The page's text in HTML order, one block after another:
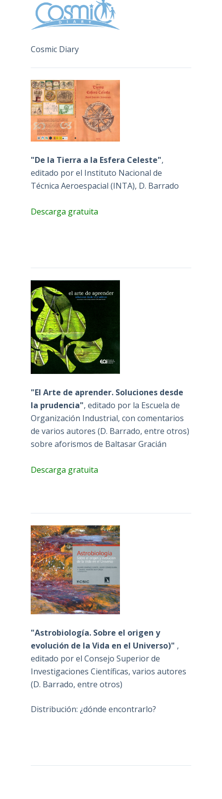
Cosmic Diary
"De la Tierra a la Esfera Celeste",
editado por el Instituto Nacional de
Técnica Aeroespacial (INTA), D. Barrado
Descarga gratuita
"El Arte de aprender. Soluciones desde
la prudencia", editado por la Escuela de
Organización Industrial, con comentarios
de varios autores (D. Barrado, entre otros)
sobre aforismos de Baltasar Gracián
Descarga gratuita
"Astrobiología. Sobre el origen y
evolución de la Vida en el Universo)" ,
editado por el Consejo Superior de
Investigaciones Científicas, varios autores
(D. Barrado, entre otros)
Distribución: ¿dónde encontrarlo?